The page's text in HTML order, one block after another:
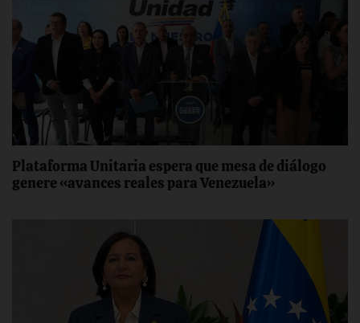
Plataforma Unitaria espera que mesa de diálogo
genere «avances reales para Venezuela»